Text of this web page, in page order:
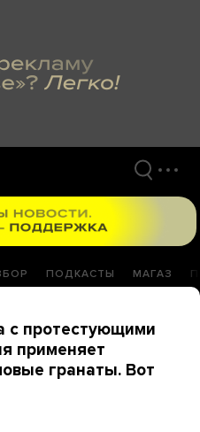
ПОДКАСТЫ МАГАЗ
протестующими
применяет
гранаты. Вот